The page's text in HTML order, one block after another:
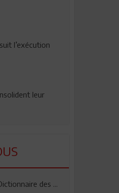
l’exécution
leur
des ...